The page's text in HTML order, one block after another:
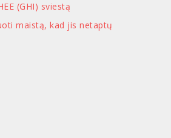
(GHI) sviestą
maistą, kad jis netaptų